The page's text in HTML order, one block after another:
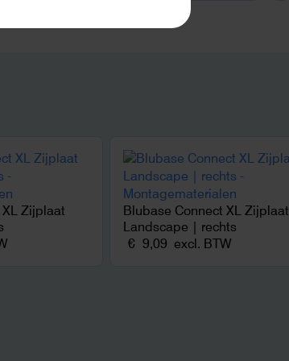
Zijplaat
Blubase Connect XL Zijplaat
Landscape | rechts
€ 9,09 excl. BTW